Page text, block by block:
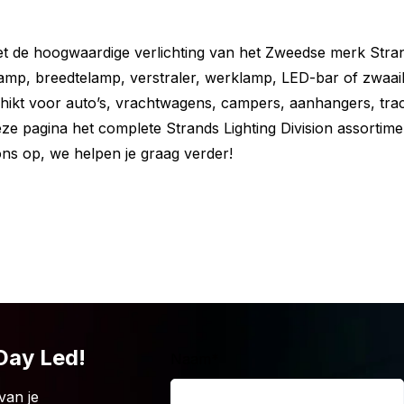
nu niet wat je zoekt? Weet dan
hoogwaardige verlichting van het Zweedse merk
breedtelamp, verstraler, werklamp, LED-bar of
voor auto’s, vrachtwagens, campers, aanhangers,
pagina het complete Strands Lighting Division
op, we helpen je graag verder!
Led!
je